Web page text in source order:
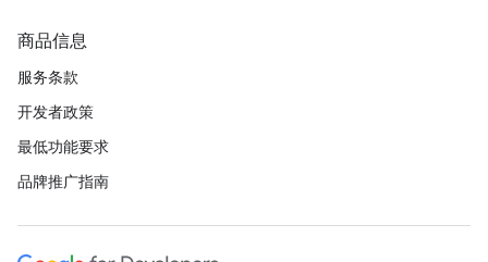
商品信息
服务条款
开发者政策
最低功能要求
品牌推广指南